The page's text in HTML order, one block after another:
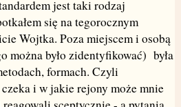
jest taki rodzaj
się na tegorocznym
Wojtka. Poza miejscem i osobą
można było zidentyfikować) była
formach. Czyli
i w jakie rejony może mnie